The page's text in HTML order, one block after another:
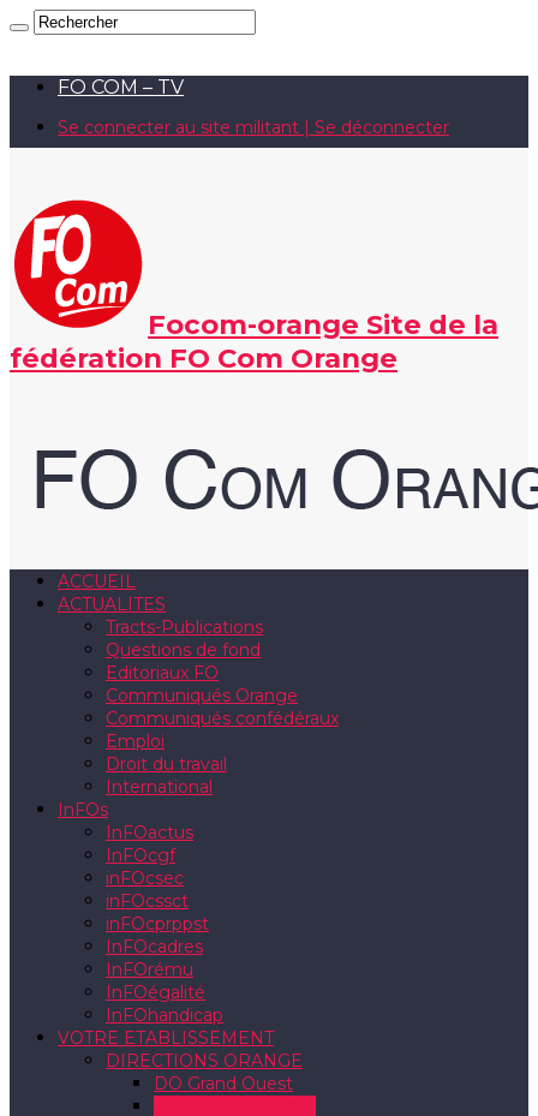
FO COM – TV
Se connecter au site militant | Se déconnecter
Focom-orange Site de la
fédération FO Com Orange
ACCUEIL
ACTUALITES
Tracts-Publications
Questions de fond
Editoriaux FO
Communiqués Orange
Communiqués confédéraux
Emploi
Droit du travail
International
InFOs
InFOactus
InFOcgf
inFOcsec
inFOcssct
inFOcprppst
InFOcadres
InFOrému
InFOégalité
InFOhandicap
VOTRE ETABLISSEMENT
DIRECTIONS ORANGE
DO Grand Ouest